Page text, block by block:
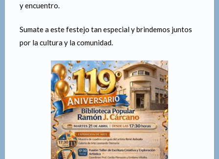
y encuentro.
Sumate a este festejo tan especial y brindemos juntos
por la cultura y la comunidad.